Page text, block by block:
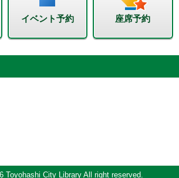
イベント予約 座席予約
Toyohashi City Library All right reserved.